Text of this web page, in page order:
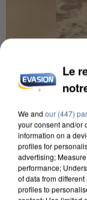
6 août 2026
Une touriste
Son corps a
Le
We and our (447)
your consent and/or
information on a
profiles for
advertising;
performance;
of data from
profiles to